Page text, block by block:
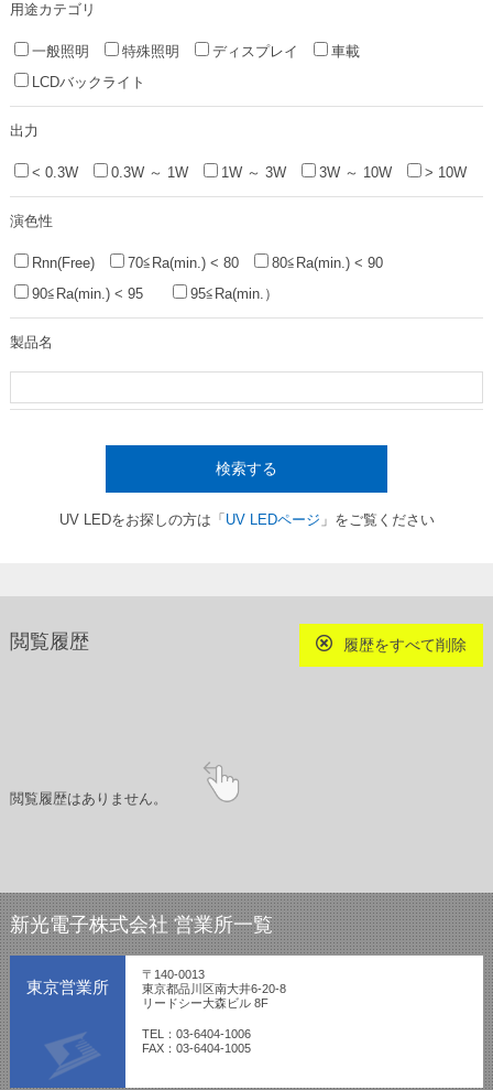
用途カテゴリ
一般照明 特殊照明 ディスプレイ
車載
LCDバックライト
出力
< 0.3W 0.3W ～ 1W 1W ～ 3W 3W ～ 10W > 10W
演色性
Rnn(Free) 70≦Ra(min.) < 80
80≦Ra(min.) < 90
90≦Ra(min.) < 95
95≦Ra(min.）
製品名
検索する
UV LEDをお探しの方は「 UV LEDページ 」をご覧ください
閲覧履歴 履歴をすべて削除
閲覧履歴はありません。
新光電子株式会社 営業所一覧
東京営業所
〒140-0013
東京都品川区南大井6-20-8
リードシー大森ビル 8F
TEL：03-6404-1006
FAX：03-6404-1005